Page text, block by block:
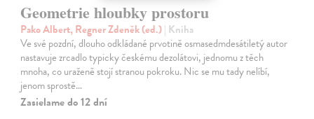
Geometrie hloubky prostoru
Pako Albert, Regner Zdeněk (ed.)| Kniha
Ve své pozdní, dlouho odkládané prvotině osmasedmdesátiletý autor
nastavuje zrcadlo typicky českému dezolátovi, jednomu z těch
mnoha, co uraženě stojí stranou pokroku. Nic se mu tady nelíbí,
jenom sprostě…
Zasielame do 12 dní